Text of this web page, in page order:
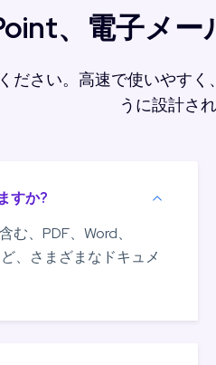
、電子メ
ださい。高速で使いやす
うに設計さ
すか?
む、PDF、Word、
、さまざまなドキュメ